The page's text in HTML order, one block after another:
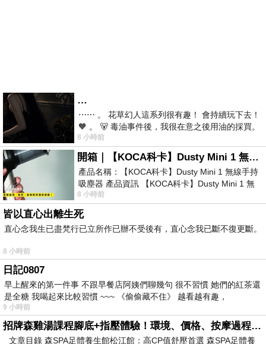
…
⋯⋯ 。 花草幻人這系列很有趣！ 會持續玩下去！
🧡 。 🐻 毒油事件後，我很在意之後用油的採買。
前天購買了我之前就很愛
8 小時前
開箱｜【KOCA科卡】Dusty Mini 1 無線手持吸塵器
產品名稱：【KOCA科卡】Dusty Mini 1 無線手持
吸塵器 產品資訊 【KOCA科卡】Dusty Mini 1 無
線手持吸塵器評語： 能吸、能吹兼具兩
8 小時前
皆以直心出離生死
直心念我生已盡梵行已立所作已辦不受後有，直心念我已斷不復更斷。
8 小時前
日記0807
早上醒來的第一件事 不跟早餐店阿姨們聊幾句 很不習慣 她們的紅茶還
是全糖 我喝起來比較習慣 ~~~ 《偷偷藏不住》 越看越有趣，
9 小時前
招牌森雞湯課程腳底+指壓體驗！環境、價格、按摩過程全紀錄，森SPA足體養生館松江館最新價格表
文章目錄 森SPA足體養生館松江館：高CP值舒壓首選 森SPA足體養